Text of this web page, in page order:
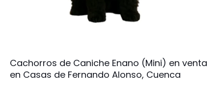
Cachorros de Caniche Enano (Mini) en venta
en Casas de Fernando Alonso, Cuenca